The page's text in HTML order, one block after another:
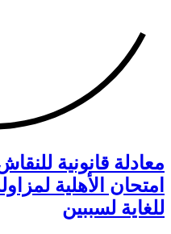
معادلة قانونية
امتحان الأهلية
للغاية لسببين